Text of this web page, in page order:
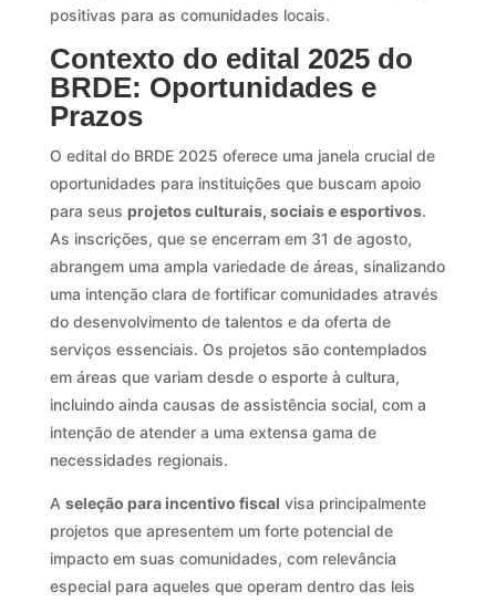
positivas para as comunidades locais.
Contexto do edital 2025 do
BRDE: Oportunidades e
Prazos
O edital do BRDE 2025 oferece uma janela crucial de
oportunidades para instituições que buscam apoio
para seus projetos culturais, sociais e esportivos.
As inscrições, que se encerram em 31 de agosto,
abrangem uma ampla variedade de áreas, sinalizando
uma intenção clara de fortificar comunidades através
do desenvolvimento de talentos e da oferta de
serviços essenciais. Os projetos são contemplados
em áreas que variam desde o esporte à cultura,
incluindo ainda causas de assistência social, com a
intenção de atender a uma extensa gama de
necessidades regionais.
A seleção para incentivo fiscal visa principalmente
projetos que apresentem um forte potencial de
impacto em suas comunidades, com relevância
especial para aqueles que operam dentro das leis